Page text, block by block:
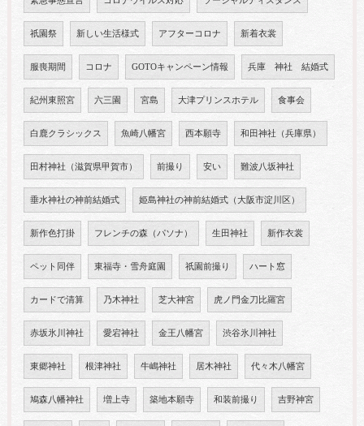
祇園祭 新しい生活様式 アフターコロナ 新着衣裳
服喪期間 コロナ GOTOキャンペーン情報 兵庫 神社 結婚式
紀州東照宮 六三園 宮島 大津プリンスホテル 食事会
白鹿クラシックス 魚崎八幡宮 西本願寺 和田神社（兵庫県）
田村神社（滋賀県甲賀市） 前撮り 安い 難波八坂神社
垂水神社の神前結婚式 姫島神社の神前結婚式（大阪市淀川区）
新作色打掛 フレンチの森（パソナ） 生田神社 新作衣裳
ペット同伴 東福寺・雪舟庭園 祇園前撮り ハート窓
カードで清算 乃木神社 芝大神宮 虎ノ門金刀比羅宮
赤坂氷川神社 愛宕神社 金王八幡宮 渋谷氷川神社
東郷神社 根津神社 牛嶋神社 居木神社 代々木八幡宮
鳩森八幡神社 増上寺 築地本願寺 和装前撮り 吉野神宮